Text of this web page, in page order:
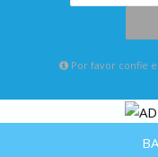
Por favor confie